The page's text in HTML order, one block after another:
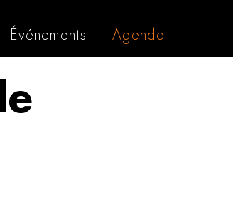
Événements Agenda